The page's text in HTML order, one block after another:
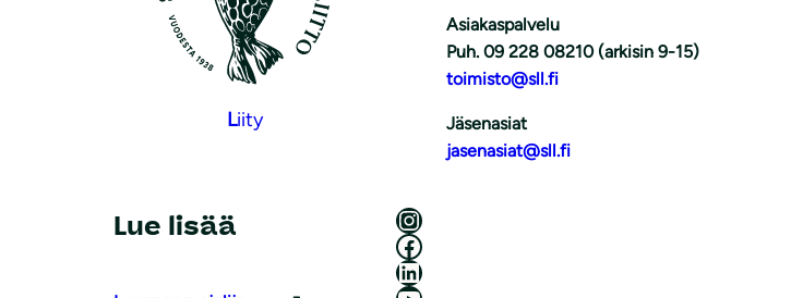
Liity
Asiakaspalvelu
Puh. 09 228 08210 (arkisin 9-15)
toimisto@sll.fi
Jäsenasiat
jasenasiat@sll.fi
Lue lisää
Luonnonsuojeluliitto Instagramissa
Luonnonsuojeluliitto Facebookissa
Luonnonsuojeluliitto LinkedInissä